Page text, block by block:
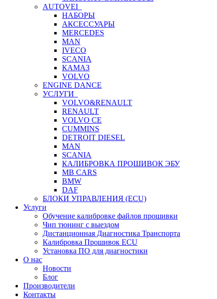
AUTOVEI
НАБОРЫ
АКСЕССУАРЫ
MERCEDES
MAN
IVECO
SCANIA
КАМАЗ
VOLVO
ENGINE DANCE
УСЛУГИ
VOLVO&RENAULT
RENAULT
VOLVO CE
CUMMINS
DETROIT DIESEL
MAN
SCANIA
КАЛИБРОВКА ПРОШИВОК ЭБУ
MB CARS
BMW
DAF
БЛОКИ УПРАВЛЕНИЯ (ECU)
Услуги
Обучение калибровке файлов прошивки
Чип тюнинг с выездом
Дистанционная Диагностика Транспорта
Калибровка Прошивок ECU
Установка ПО для диагностики
О нас
Новости
Блог
Производители
Контакты